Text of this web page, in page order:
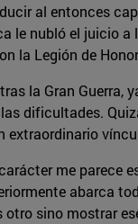
al entonces
le nubló el juicio a
la Legión de
la Gran Guerra,
dificultades.
extraordinario
me parece
abarca
otro sino mostrar